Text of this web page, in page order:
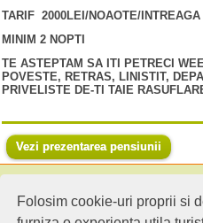
Folosim cookie-uri proprii si
TARIF 2000LEI/NOAOTE/
MINIM 2 NOPTI
TE ASTEPTAM SA ITI PETRECI
POVESTE, RETRAS, LINISTIT,
PRIVELISTE DE-TI TAIE
Vezi prezentarea pensiunii
Cauta